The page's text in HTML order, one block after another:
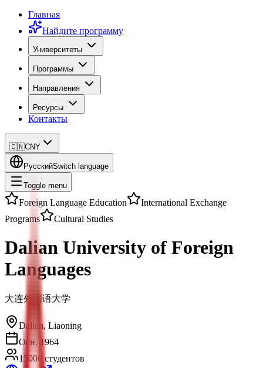
Главная
Найдите программу
Университеты
Программы
Направления
Ресурсы
Контакты
🇨🇳CNY
РусскийSwitch language
Toggle menu
Foreign Language Education
International Exchange
Programs
Cultural Studies
Dalian University of Foreign
Languages
大连外国语大学
Dalian, Liaoning
Осн. 1964
15000 студентов